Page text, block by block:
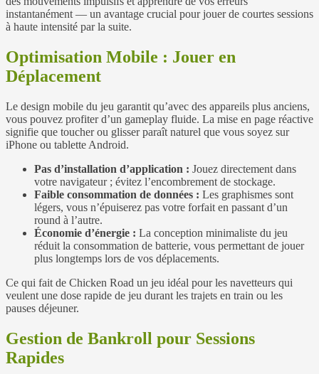
instantanément — un avantage crucial pour jouer de courtes sessions
à haute intensité par la suite.
Optimisation Mobile : Jouer en
Déplacement
Le design mobile du jeu garantit qu’avec des appareils plus anciens,
vous pouvez profiter d’un gameplay fluide. La mise en page réactive
signifie que toucher ou glisser paraît naturel que vous soyez sur
iPhone ou tablette Android.
Pas d’installation d’application : Jouez directement dans
votre navigateur ; évitez l’encombrement de stockage.
Faible consommation de données : Les graphismes sont
légers, vous n’épuiserez pas votre forfait en passant d’un
round à l’autre.
Économie d’énergie : La conception minimaliste du jeu
réduit la consommation de batterie, vous permettant de jouer
plus longtemps lors de vos déplacements.
Ce qui fait de Chicken Road un jeu idéal pour les navetteurs qui
veulent une dose rapide de jeu durant les trajets en train ou les
pauses déjeuner.
Gestion de Bankroll pour Sessions
Rapides